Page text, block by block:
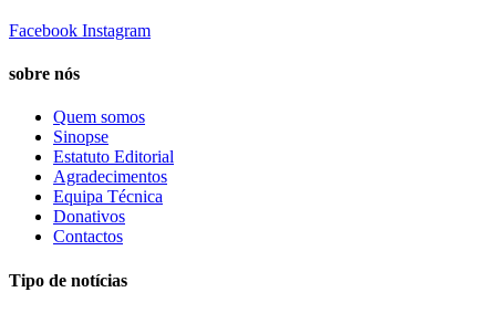
Facebook Instagram
sobre nós
Quem somos
Sinopse
Estatuto Editorial
Agradecimentos
Equipa Técnica
Donativos
Contactos
Tipo de notícias